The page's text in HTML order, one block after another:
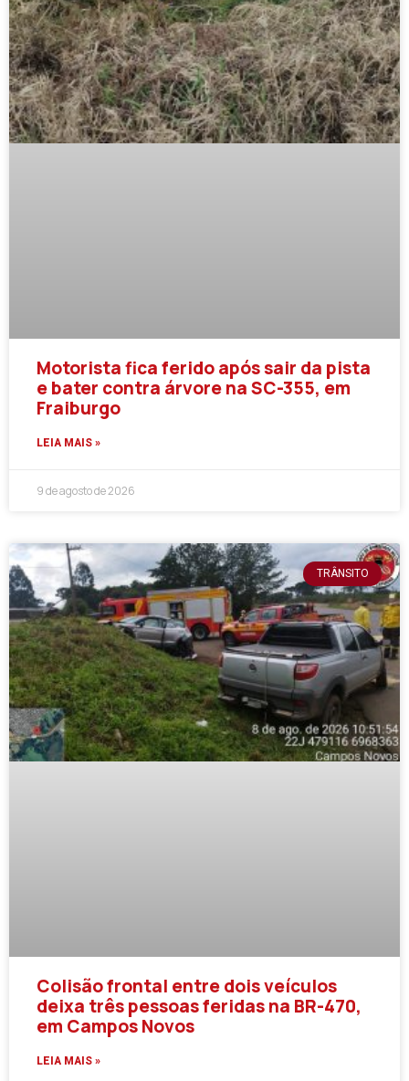
Motorista fica ferido após sair da pista
e bater contra árvore na SC-355, em
Fraiburgo
LEIA MAIS »
9 de agosto de 2026
TRÂNSITO
Colisão frontal entre dois veículos
deixa três pessoas feridas na BR-470,
em Campos Novos
LEIA MAIS »